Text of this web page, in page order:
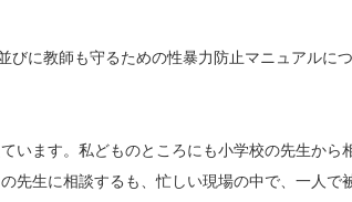
に教師も守るための性暴力防止マニュアルに
ます。私どものところにも小学校の先生から
生に相談するも、忙しい現場の中で、一人で